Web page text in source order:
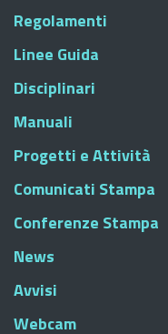
Regolamenti
Linee Guida
Disciplinari
Manuali
Progetti e Attività
Comunicati Stampa
Conferenze Stampa
News
Avvisi
Webcam